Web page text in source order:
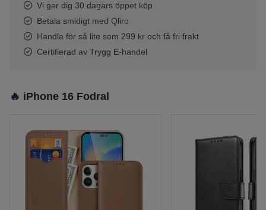
Vi ger dig 30 dagars öppet köp
Betala smidigt med Qliro
Handla för så lite som 299 kr och få fri frakt
Certifierad av Trygg E-handel
🔥 iPhone 16 Fodral